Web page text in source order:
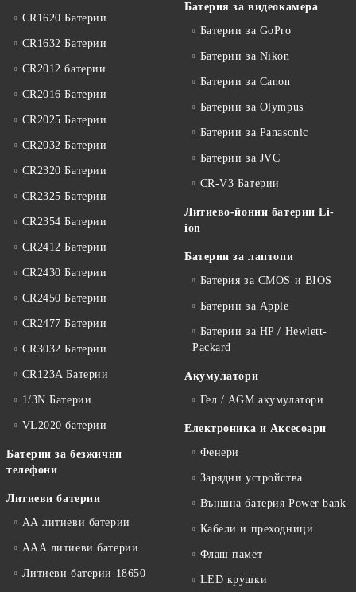
CR1620 Батерии
CR1632 Батерии
CR2012 батерии
CR2016 Батерии
CR2025 Батерии
CR2032 Батерии
CR2320 Батерии
CR2325 Батерии
CR2354 Батерии
CR2412 Батерии
CR2430 Батерии
CR2450 Батерии
CR2477 Батерии
CR3032 Батерии
CR123A Батерии
1/3N Батерии
VL2020 батерии
Батерии за безжични
телефони
Литиеви батерии
АА литиеви батерии
ААА литиеви батерии
Литиеви батерии 18650
Батерия за видеокамера
Батерии за GoPro
Батерии за Nikon
Батерии за Canon
Батерии за Olympus
Батерии за Panasonic
Батерии за JVC
CR-V3 Батерии
Литиево-йонни батерии Li-
ion
Батерии за лаптопи
Батерия за CMOS и BIOS
Батерии за Apple
Батерии за HP / Hewlett-
Packard
Акумулатори
Гел / AGM акумулатори
Електроника и Аксесоари
Фенери
Зарядни устройства
Външна батерия Power bank
Кабели и преходници
Флаш памет
LED крушки